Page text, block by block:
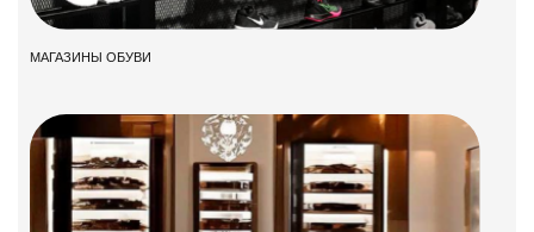
МАГАЗИНЫ ОБУВИ